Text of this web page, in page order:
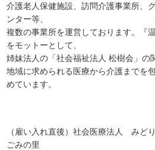
介護老人保健施設、訪問介護事業所、
ンター等、
複数の事業所を運営しております。『
をモットーとして、
姉妹法人の「社会福祉法人 松樹会」の
地域に求められる医療から介護までを
めています。
（雇い入れ直後）社会医療法人 み
ごみの里